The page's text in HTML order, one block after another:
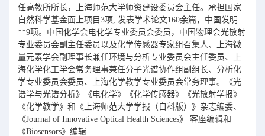
任高教所所长，上海师范大学师资建设委员会主任。承担国家
自然科学基金面上项目3项, 发表学术论文160余篇，中国发明
**9项。中国化学会电化学专业委员会委员，中国物理会光散射
专业委员会副主任委员以及化学传感器专家组召集人、上海微
量元素学会副理事长兼任环境与分析专业委员会主任委员、上
海化学化工学会常务理事兼任分子光谱协作组副组长、分析化
学专业委员会委员、上海化学教学专业委员会常务理事。《光
谱学与光谱分析》《电化学》《化学传感器》《光散射学报》
《化学教学》和《上海师范大学学报（自科版）》杂志编委、
《Journal of Innovative Optical Health Sciences》 客座编辑和
《Biosensors》编辑